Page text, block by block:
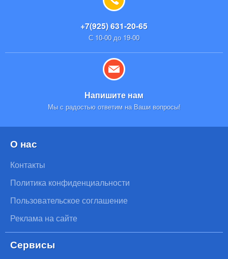
+7(925) 631-20-65
С 10-00 до 19-00
Напишите нам
Мы с радостью ответим на Ваши вопросы!
О нас
Контакты
Политика конфиденциальности
Пользовательское соглашение
Реклама на сайте
Сервисы